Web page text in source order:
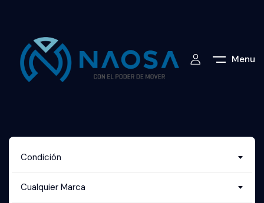
Menu
Condición
Cualquier Marca